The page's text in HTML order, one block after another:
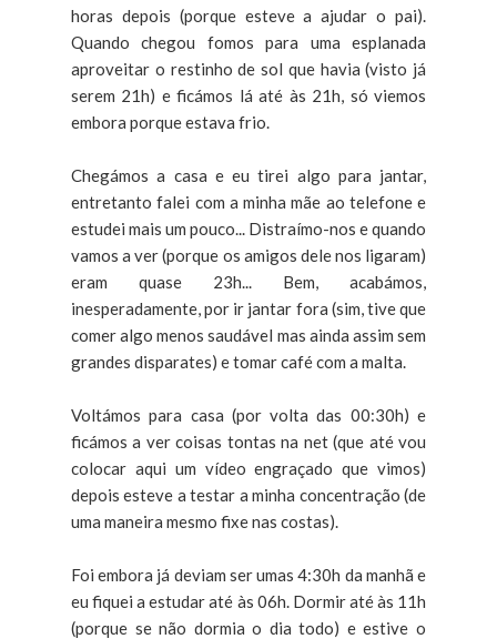
horas depois (porque esteve a ajudar o pai).
Quando chegou fomos para uma esplanada
aproveitar o restinho de sol que havia (visto já
serem 21h) e ficámos lá até às 21h, só viemos
embora porque estava frio.
Chegámos a casa e eu tirei algo para jantar,
entretanto falei com a minha mãe ao telefone e
estudei mais um pouco... Distraímo-nos e quando
vamos a ver (porque os amigos dele nos ligaram)
eram quase 23h... Bem, acabámos,
inesperadamente, por ir jantar fora (sim, tive que
comer algo menos saudável mas ainda assim sem
grandes disparates) e tomar café com a malta.
Voltámos para casa (por volta das 00:30h) e
ficámos a ver coisas tontas na net (que até vou
colocar aqui um vídeo engraçado que vimos)
depois esteve a testar a minha concentração (de
uma maneira mesmo fixe nas costas).
Foi embora já deviam ser umas 4:30h da manhã e
eu fiquei a estudar até às 06h. Dormir até às 11h
(porque se não dormia o dia todo) e estive o